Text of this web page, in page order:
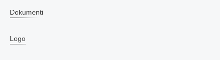
Dokumenti
Logo